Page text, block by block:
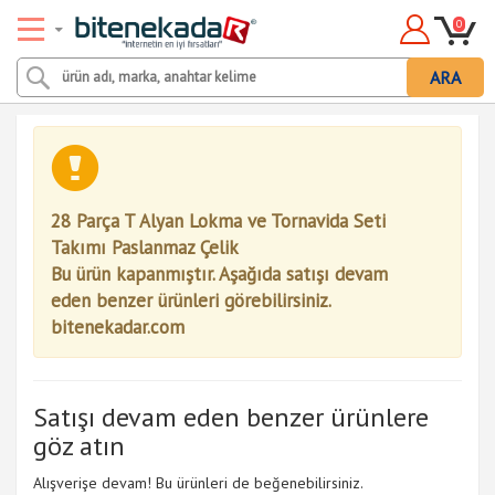
ARA
0
28 Parça T Alyan Lokma ve Tornavida Seti
Takımı Paslanmaz Çelik
Bu ürün kapanmıştır. Aşağıda satışı devam
eden benzer ürünleri görebilirsiniz.
bitenekadar.com
Satışı devam eden benzer ürünlere
göz atın
Alışverişe devam! Bu ürünleri de beğenebilirsiniz.